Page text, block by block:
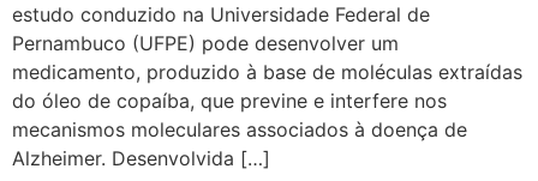
estudo conduzido na Universidade Federal de
Pernambuco (UFPE) pode desenvolver um
medicamento, produzido à base de moléculas extraídas
do óleo de copaíba, que previne e interfere nos
mecanismos moleculares associados à doença de
Alzheimer. Desenvolvida […]